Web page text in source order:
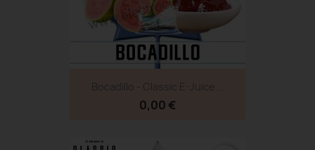
Bocadillo - Classic E-Juice...
0,00 €